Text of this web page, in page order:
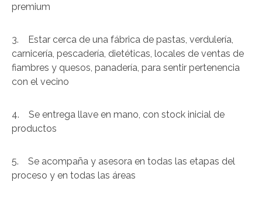
premium
3. Estar cerca de una fábrica de pastas, verdulería,
carnicería, pescadería, dietéticas, locales de ventas de
fiambres y quesos, panadería, para sentir pertenencia
con el vecino
4. Se entrega llave en mano, con stock inicial de
productos
5. Se acompaña y asesora en todas las etapas del
proceso y en todas las áreas